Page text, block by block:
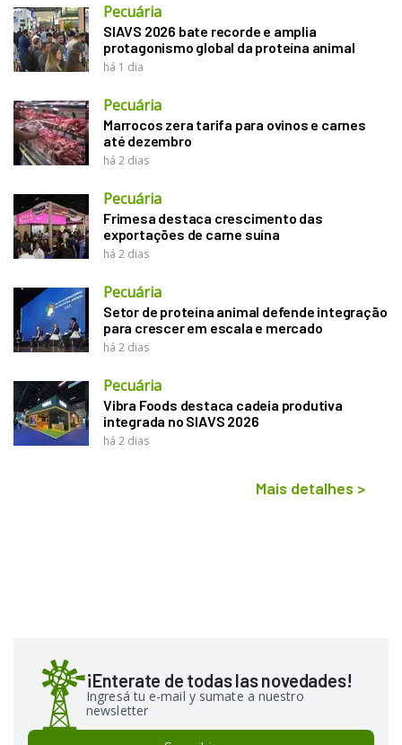
Pecuária
SIAVS 2026 bate recorde e amplia
protagonismo global da proteína animal
há 1 dia
Pecuária
Marrocos zera tarifa para ovinos e carnes
até dezembro
há 2 dias
Pecuária
Frimesa destaca crescimento das
exportações de carne suína
há 2 dias
Pecuária
Setor de proteína animal defende integração
para crescer em escala e mercado
há 2 dias
Pecuária
Vibra Foods destaca cadeia produtiva
integrada no SIAVS 2026
há 2 dias
Mais detalhes >
¡Enterate de todas las novedades!
Ingresá tu e-mail y sumate a nuestro
newsletter